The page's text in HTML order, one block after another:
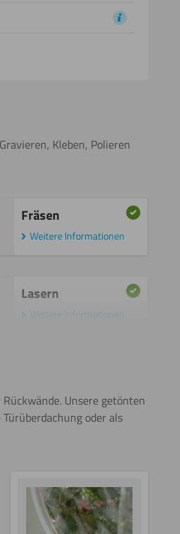
Kleben, Polieren
Fräsen
Weitere Informationen
Lasern
Weitere Informationen
Weitere Informationen
Unsere getönten
oder als